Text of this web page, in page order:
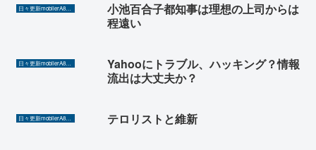
日々更新mobilerA8（Yahoo!ニュースを毎日ウォッチ）
小池百合子都知事は理想の上司からは
程遠い
Yahooにトラブル、ハッキング？情報
流出は大丈夫か？
テロリストと維新